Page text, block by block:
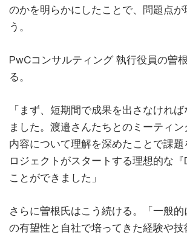
のかを明らかにしたことで、問題点
う。
PwCコンサルティング 執行役員の曽
る。
「まず、短期間で成果を出さなけれ
ました。渡邉さんたちとのミーティ
内容について理解を深めたことで課
ロジェクトがスタートする理想的な『
ことができました」
さらに曽根氏はこう続ける。「一般的
の有望性と自社で培ってきた経験や技